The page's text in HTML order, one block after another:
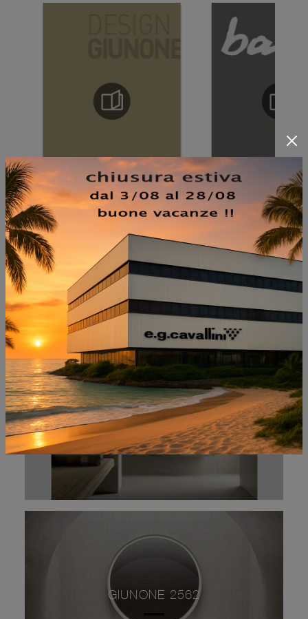
NON PERDERTI ANCHE:
CALIPSO 2347
GIUNONE 2562